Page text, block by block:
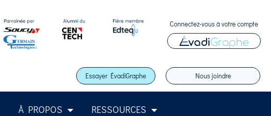
Connectez-vous à votre compte
Essayer ÉvadiGraphe Nous joindre
À PROPOS RESSOURCES